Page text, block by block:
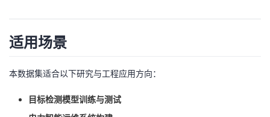
适用场景
本数据集适合以下研究与工程应用方向：
目标检测模型训练与测试